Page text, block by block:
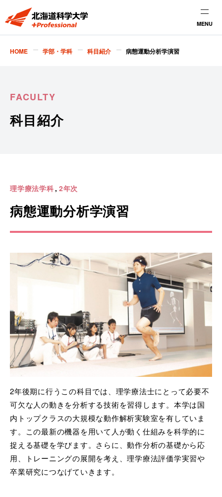
MENU
HOME 学部・学科 科目紹介 病態運動分析学演習
FACULTY
科目紹介
理学療法学科 2年次
病態運動分析学演習
2年後期に行うこの科目では、理学療法士にとって必要不
可欠な人の動きを分析する技術を習得します。本学は国
内トップクラスの大規模な動作解析実験室を有していま
す。この最新の機器を用いて人が動く仕組みを科学的に
捉える基礎を学びます。さらに、動作分析の基礎から応
用、トレーニングの展開を考え、理学療法評価学実習や
卒業研究につなげていきます。